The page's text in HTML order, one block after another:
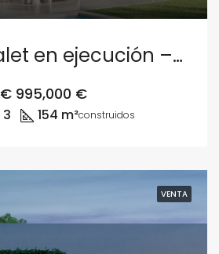
Dénia. Chalet en ejecución – Parcela 2
€995,000 €
3 154 m²construidos
VENTA